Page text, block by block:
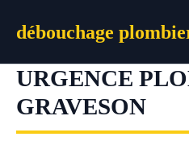
débouchage
URGENCE
GRAVESON